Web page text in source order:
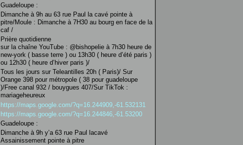
Guadeloupe :
Dimanche à 9h au 63 rue Paul la cavé pointe à
pitre/Moule : Dimanche à 7H30 au bourg en face de la
caf /
Prière quotidienne
sur la chaîne YouTube : @bishopelie à 7h30 heure de
new-york ( basse terre ) ou 13h30 ( heure d’été paris )
ou 12h30 ( heure d’hiver paris )/
Tous les jours sur Teleantilles 20h ( Paris)/ Sur
Orange 398 pour métropole ( 38 pour guadeloupe
)/Free canal 932 / bouygues 407/Sur TikTok :
mariageheureux
https://maps.google.com/?q=16.244909,-61.532131
https://maps.google.com/?q=16.244846,-61.53200
Guadeloupe :
Dimanche à 9h y’a 63 rue Paul lacavé
Assainissement pointe à pitre